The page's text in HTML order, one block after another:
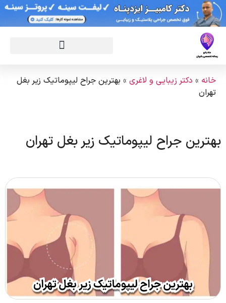
خانه » دکتر زیبایی و لاغری » بهترین جراح لیپوماتیک زیر بغل
تهران
بهترین جراح لیپوماتیک زیر بغل تهران